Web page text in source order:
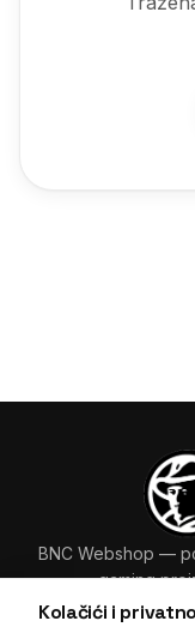
Kolačići i
BNC Webshop —
gaming